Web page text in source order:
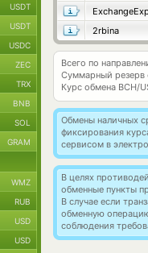
2rbina
Всего по
Суммарный резерв
Курс обмена BCH/
Обмены наличных
фиксирования
сервисом в
В целях
обменные пункты
В случае если
обменную
соблюдения
USDT
USDT
USDC
ZEC
TRX
BNB
SOL
GRAM
WMZ
RUB
USD
USD